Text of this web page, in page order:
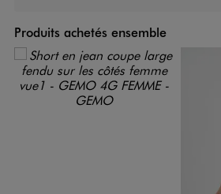
Produits achetés ensemble